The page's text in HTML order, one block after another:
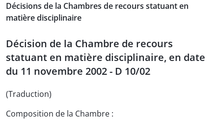
Décisions de la Chambres de recours statuant en
matière disciplinaire
Décision de la Chambre de recours
statuant en matière disciplinaire, en date
du 11 novembre 2002 - D 10/02
(Traduction)
Composition de la Chambre :